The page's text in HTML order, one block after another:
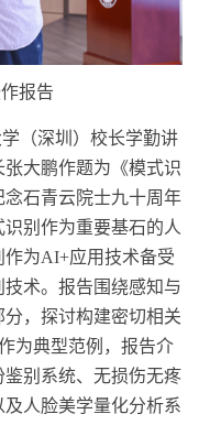
报告
（深圳）校长学勤讲
大鹏作题为《模式识
石青云院士九十周年
别作为重要基石的人
为AI+应用技术备受
术。报告围绕感知与
，探讨构建密切相关
为典型范例，报告介
别系统、无损伤无疼
人脸美学量化分析系